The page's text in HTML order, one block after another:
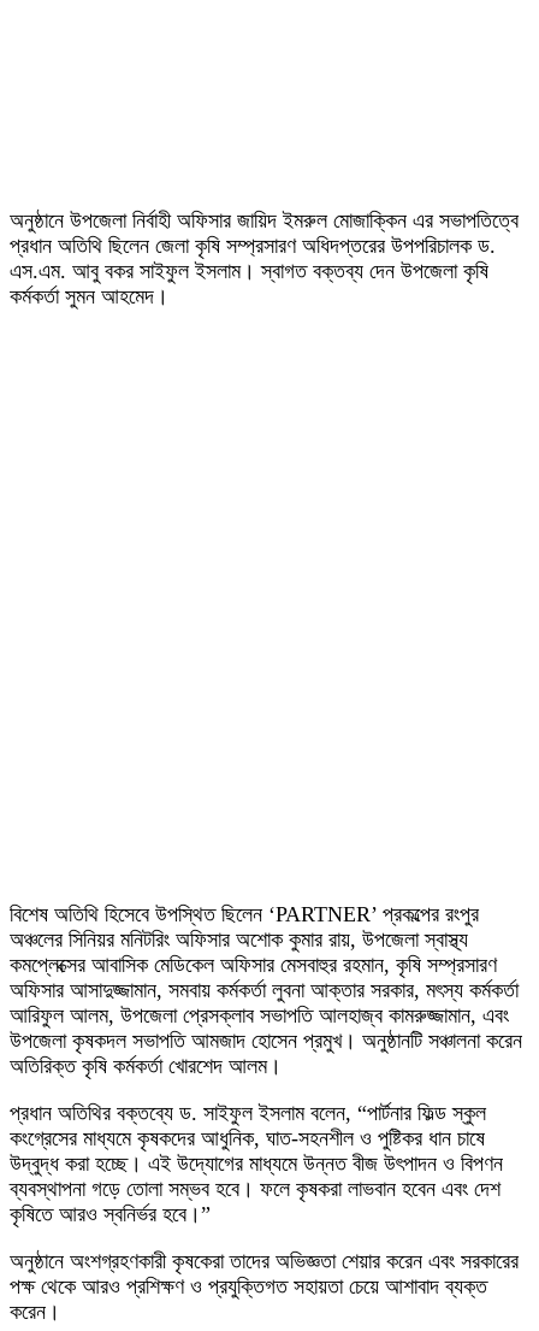
অনুষ্ঠানে উপজেলা নির্বাহী অফিসার জায়িদ ইমরুল মোজাক্কিন এর সভাপতিত্বে
প্রধান অতিথি ছিলেন জেলা কৃষি সম্প্রসারণ অধিদপ্তরের উপপরিচালক ড.
এস.এম. আবু বকর সাইফুল ইসলাম। স্বাগত বক্তব্য দেন উপজেলা কৃষি
কর্মকর্তা সুমন আহমেদ।
বিশেষ অতিথি হিসেবে উপস্থিত ছিলেন ‘PARTNER’ প্রকল্পের রংপুর
অঞ্চলের সিনিয়র মনিটরিং অফিসার অশোক কুমার রায়, উপজেলা স্বাস্থ্য
কমপ্লেক্সের আবাসিক মেডিকেল অফিসার মেসবাহুর রহমান, কৃষি সম্প্রসারণ
অফিসার আসাদুজ্জামান, সমবায় কর্মকর্তা লুবনা আক্তার সরকার, মৎস্য কর্মকর্তা
আরিফুল আলম, উপজেলা প্রেসক্লাব সভাপতি আলহাজ্ব কামরুজ্জামান, এবং
উপজেলা কৃষকদল সভাপতি আমজাদ হোসেন প্রমুখ। অনুষ্ঠানটি সঞ্চালনা করেন
অতিরিক্ত কৃষি কর্মকর্তা খোরশেদ আলম।
প্রধান অতিথির বক্তব্যে ড. সাইফুল ইসলাম বলেন, “পার্টনার ফিল্ড স্কুল
কংগ্রেসের মাধ্যমে কৃষকদের আধুনিক, ঘাত-সহনশীল ও পুষ্টিকর ধান চাষে
উদ্বুদ্ধ করা হচ্ছে। এই উদ্যোগের মাধ্যমে উন্নত বীজ উৎপাদন ও বিপণন
ব্যবস্থাপনা গড়ে তোলা সম্ভব হবে। ফলে কৃষকরা লাভবান হবেন এবং দেশ
কৃষিতে আরও স্বনির্ভর হবে।”
অনুষ্ঠানে অংশগ্রহণকারী কৃষকেরা তাদের অভিজ্ঞতা শেয়ার করেন এবং সরকারের
পক্ষ থেকে আরও প্রশিক্ষণ ও প্রযুক্তিগত সহায়তা চেয়ে আশাবাদ ব্যক্ত
করেন।